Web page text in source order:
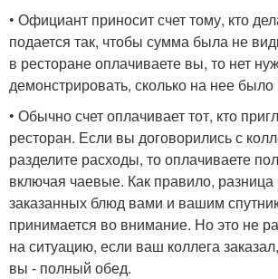
• Официант приносит счет тому, кто
подается так, чтобы сумма была не
в ресторане оплачиваете вы, то нет
демонстрировать, сколько на нее было
• Обычно счет оплачивает тот, кто
ресторан. Если вы договорились с
разделите расходы, то оплачиваете
включая чаевые. Как правило, разница
заказанных блюд вами и вашим
принимается во внимание. Но это не
на ситуацию, если ваш коллега
вы - полный обед.